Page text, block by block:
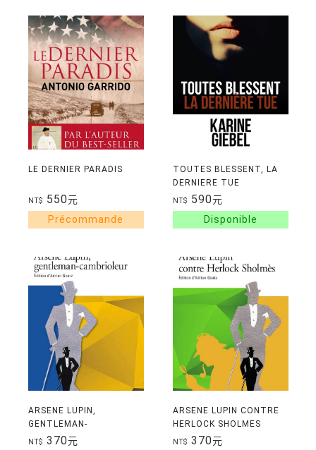
LE DERNIER PARADIS
NT$ 550元
TOUTES BLESSENT, LA
DERNIERE TUE
NT$ 590元
ARSENE LUPIN,
GENTLEMAN-
CAMBRIOLEUR
NT$ 370元
ARSENE LUPIN CONTRE
HERLOCK SHOLMES
NT$ 370元